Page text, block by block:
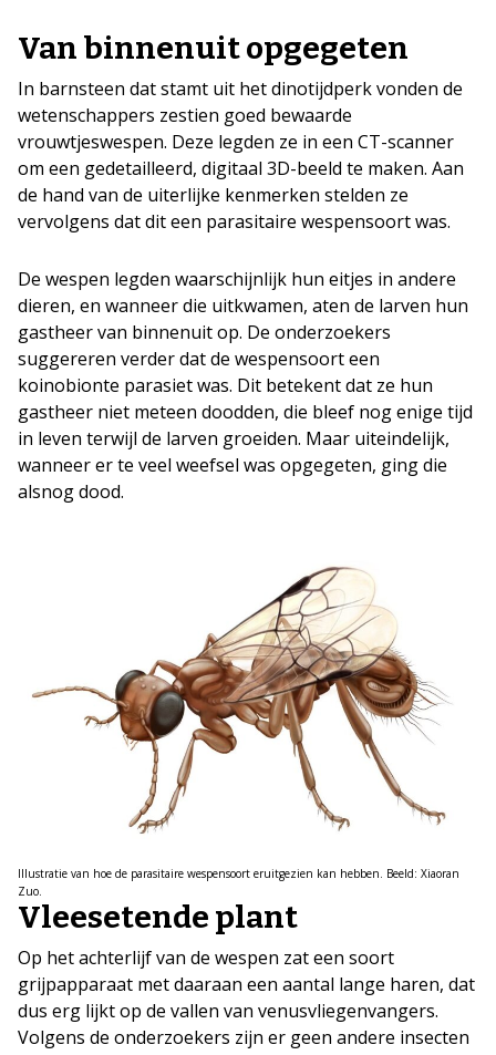
Van binnenuit opgegeten
In barnsteen dat stamt uit het dinotijdperk vonden de
wetenschappers zestien goed bewaarde
vrouwtjeswespen. Deze legden ze in een CT-scanner
om een gedetailleerd, digitaal 3D-beeld te maken. Aan
de hand van de uiterlijke kenmerken stelden ze
vervolgens dat dit een parasitaire wespensoort was.
De wespen legden waarschijnlijk hun eitjes in andere
dieren, en wanneer die uitkwamen, aten de larven hun
gastheer van binnenuit op. De onderzoekers
suggereren verder dat de wespensoort een
koinobionte parasiet was. Dit betekent dat ze hun
gastheer niet meteen doodden, die bleef nog enige tijd
in leven terwijl de larven groeiden. Maar uiteindelijk,
wanneer er te veel weefsel was opgegeten, ging die
alsnog dood.
Illustratie van hoe de parasitaire wespensoort eruitgezien kan hebben. Beeld: Xiaoran
Zuo.
Vleesetende plant
Op het achterlijf van de wespen zat een soort
grijpapparaat met daaraan een aantal lange haren, dat
dus erg lijkt op de vallen van venusvliegenvangers.
Volgens de onderzoekers zijn er geen andere insecten